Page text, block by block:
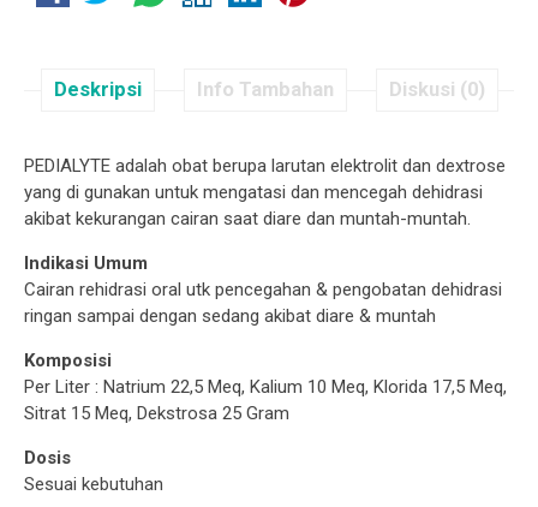
Deskripsi Info Tambahan Diskusi (0)
PEDIALYTE adalah obat berupa larutan elektrolit dan dextrose
yang di gunakan untuk mengatasi dan mencegah dehidrasi
akibat kekurangan cairan saat diare dan muntah-muntah.
Indikasi Umum
Cairan rehidrasi oral utk pencegahan & pengobatan dehidrasi
ringan sampai dengan sedang akibat diare & muntah
Komposisi
Per Liter : Natrium 22,5 Meq, Kalium 10 Meq, Klorida 17,5 Meq,
Sitrat 15 Meq, Dekstrosa 25 Gram
Dosis
Sesuai kebutuhan